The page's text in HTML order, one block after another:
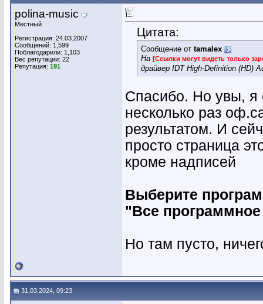
polina-music
Местный
Регистрация: 24.03.2007
Сообщений: 1,599
Поблагодарили: 1,103
Вес репутации: 22
Репутация: 191
Цитата:
Сообщение от tamalex
На [Ссылки могут видеть только
драйвер IDT High-Definition (HD)
Спасибо. Но увы, я
несколько раз
результатом. И
просто страница
кроме надписей
Выберите
"Все
Но там пусто,
31.03.2024, 09:23